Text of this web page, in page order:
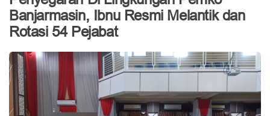
Banjarmasin, Ibnu Resmi Melantik dan
Rotasi 54 Pejabat